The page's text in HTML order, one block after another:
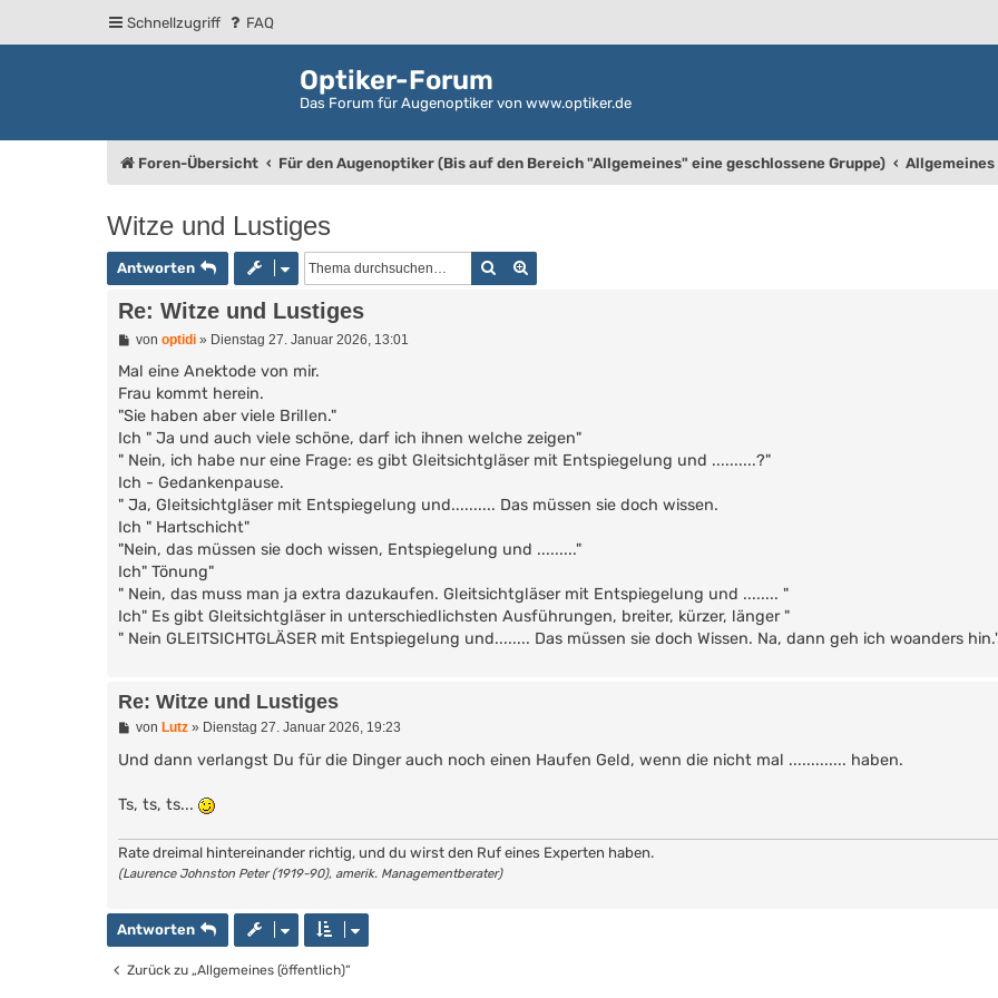
Schnellzugriff FAQ
Optiker-Forum
Das Forum für Augenoptiker von www.optiker.de
Foren-Übersicht Für den Augenoptiker (Bis auf den Bereich "Allgemeines" eine geschlossene Gruppe)
Witze und Lustiges
Antworten Suche
Re: Witze und Lustiges
B
i
r
a
g
von optidi» Dienstag 27. Januar 2026, 13:01
Mal eine Anektode von mir.
Frau kommt herein.
"Sie haben aber viele Brillen."
Ich " Ja und auch viele schöne, darf ich ihnen welche zeigen"
" Nein, ich habe nur eine Frage: es gibt Gleitsichtgläser mit Entspiegelung und ..........?"
Ich - Gedankenpause.
" Ja, Gleitsichtgläser mit Entspiegelung und.......... Das müssen sie doch wissen.
Ich " Hartschicht"
"Nein, das müssen sie doch wissen, Entspiegelung und ........."
Ich" Tönung"
" Nein, das muss man ja extra dazukaufen. Gleitsichtgläser mit Entspiegelung und ........ "
Ich" Es gibt Gleitsichtgläser in unterschiedlichsten Ausführungen, breiter, kürzer, länger "
" Nein GLEITSICHTGLÄSER mit Entspiegelung und........ Das müssen sie doch Wissen. Na, dann geh ich woanders
Re: Witze und Lustiges
B
i
a
von Lutz» Dienstag 27. Januar 2026, 19:23
Und dann verlangst Du für die Dinger auch noch einen Haufen Geld, wenn die nicht mal ............. haben.
Ts, ts, ts...
Rate dreimal hintereinander richtig, und du wirst den Ruf eines Experten haben.
(Laurence Johnston Peter (1919-90), amerik. Managementberater)
Antworten
Zurück zu „Allgemeines (öffentlich)“